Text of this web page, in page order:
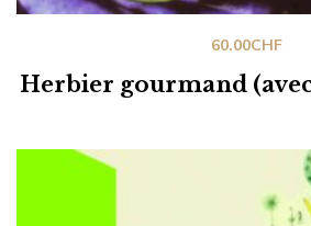
Herbier gourmand
60.00CHF